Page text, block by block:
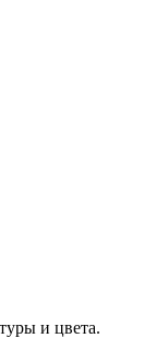
и цвета.